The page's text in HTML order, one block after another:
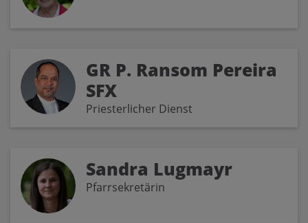
GR P. Ransom Pereira
SFX
Priesterlicher Dienst
Sandra Lugmayr
Pfarrsekretärin